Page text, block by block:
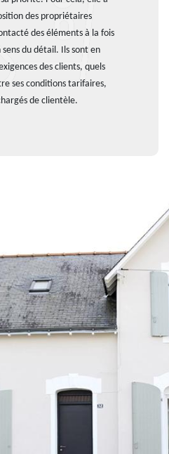
des propriétaires
des éléments à la fois
du détail. Ils sont en
des clients, quels
ses conditions tarifaires,
de clientèle.